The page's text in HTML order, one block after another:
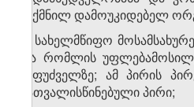
შექმნილ დამოუკიდებელ
ბ) სახელმწიფო
და რომლის
საფუძველზე; ამ პირის
გათვალისწინებული პირი;